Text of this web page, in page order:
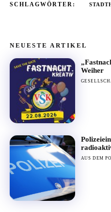
SCHLAGWÖRTER:
NEUESTE ARTIKEL
Weiher
AUS DEM